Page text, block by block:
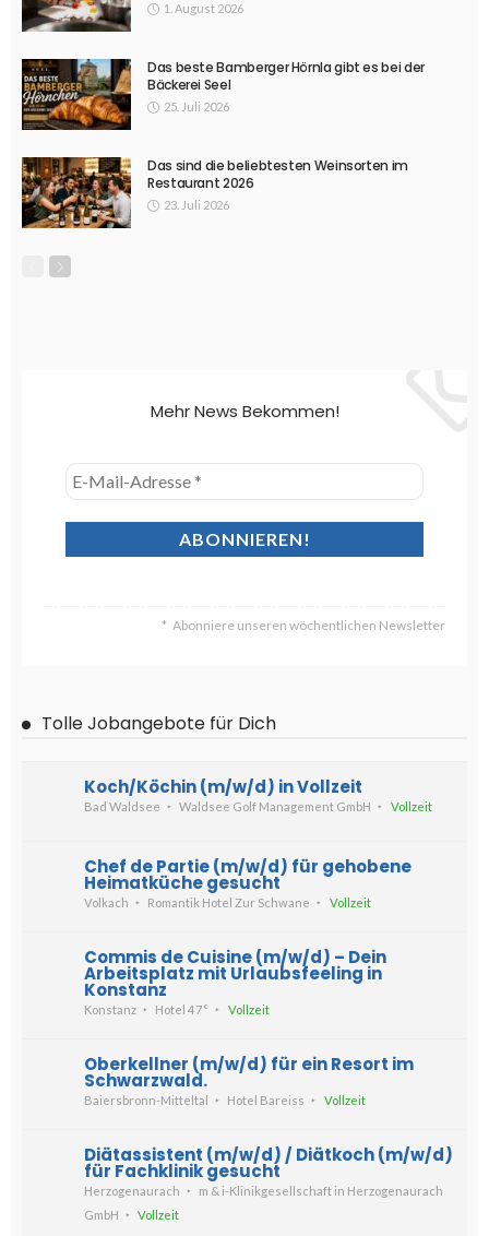
1. August 2026
Das beste Bamberger Hörnla gibt es bei der
Bäckerei Seel
25. Juli 2026
Das sind die beliebtesten Weinsorten im
Restaurant 2026
23. Juli 2026
Mehr News Bekommen!
Abonniere unseren wöchentlichen Newsletter
Tolle Jobangebote für Dich
Koch/Köchin (m/w/d) in Vollzeit
Bad Waldsee Waldsee Golf Management GmbH Vollzeit
Chef de Partie (m/w/d) für gehobene
Heimatküche gesucht
Volkach Romantik Hotel Zur Schwane Vollzeit
Commis de Cuisine (m/w/d) – Dein
Arbeitsplatz mit Urlaubsfeeling in
Konstanz
Konstanz Hotel 47° Vollzeit
Oberkellner (m/w/d) für ein Resort im
Schwarzwald.
Baiersbronn-Mitteltal Hotel Bareiss Vollzeit
Diätassistent (m/w/d) / Diätkoch (m/w/d)
für Fachklinik gesucht
Herzogenaurach
m & i-Klinikgesellschaft in Herzogenaurach
GmbH
Vollzeit